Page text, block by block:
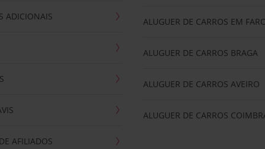
ADICIONAIS
AFILIADOS
ALUGUER DE CARROS EM
ALUGUER DE CARROS BRAGA
ALUGUER DE CARROS AVEIRO
ALUGUER DE CARROS